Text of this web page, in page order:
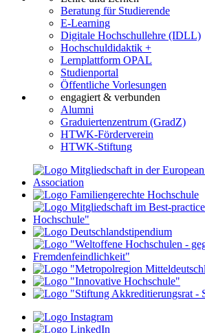
Beratung für Studierende
E-Learning
Digitale Hochschullehre (IDLL)
Hochschuldidaktik +
Lernplattform OPAL
Studienportal
Öffentliche Vorlesungen
engagiert & verbunden
Alumni
Graduiertenzentrum (GradZ)
HTWK-Förderverein
HTWK-Stiftung